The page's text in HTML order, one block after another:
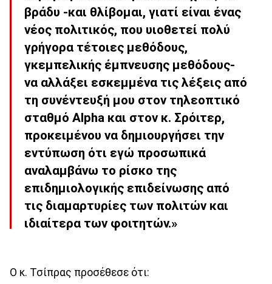
βράδυ -και θλίβομαι, γιατί είναι ένας
νέος πολιτικός, που υιοθετεί πολύ
γρήγορα τέτοιες μεθόδους,
γκεμπελικής έμπνευσης μεθόδους-
να αλλάξει εσκεμμένα τις λέξεις από
τη συνέντευξή μου στον τηλεοπτικό
σταθμό Alpha και στον κ. Σρόιτερ,
προκειμένου να δημιουργήσει την
εντύπωση ότι εγώ προσωπικά
αναλαμβάνω το ρίσκο της
επιδημιολογικής επιδείνωσης από
τις διαμαρτυρίες των πολιτών και
ιδιαίτερα των φοιτητών.»
Ο κ. Τσίπρας προσέθεσε ότι: